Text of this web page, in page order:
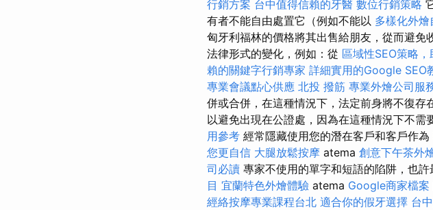
行銷方案 台中值得信賴的牙醫 數位行銷策略
有者不能自由處置它（例如不能以 多樣化外
匈牙利福林的價格將其出售給朋友，從而避免
法律形式的變化，例如：從 區域性SEO策略
賴的關鍵字行銷專家 詳細實用的Google SEO
專業會議點心供應 北投 撥筋 專業外燴公司服
併或合併，在這種情況下，法定前身將不復
以避免出現在公證處，因為在這種情況下不需
用參考 經常隱藏使用您的潛在客戶和客戶作為
您更自信 大腿放鬆按摩 atema 創意下午茶外
司必讀 專家不使用的單字和短語的陷阱，也
目 宜蘭特色外燴體驗 atema Google商家檔案
經絡按摩專業課程台北 適合你的假牙選擇 台